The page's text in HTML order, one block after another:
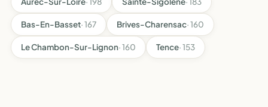
Bas-En-Basset· 167 Brives-Charensac· 160
Le Chambon-Sur-Lignon· 160 Tence· 153